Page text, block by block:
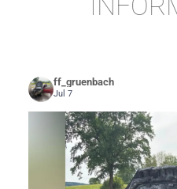
ff_gruenbach
Jul 7